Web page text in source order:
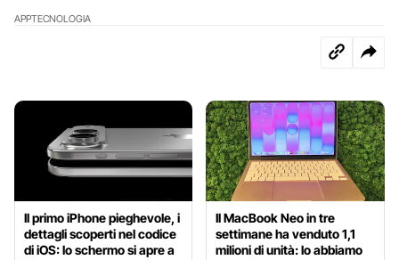
APPTECNOLOGIA
Il primo iPhone pieghevole, i
dettagli scoperti nel codice
di iOS: lo schermo si apre a
Il MacBook Neo in tre
settimane ha venduto 1,1
milioni di unità: lo abbiamo